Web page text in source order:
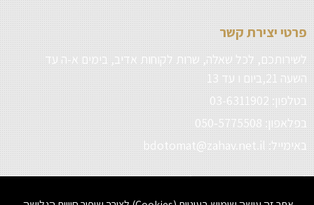
פרטי יצירת קשר
לשירותכם, לכל שאלה, שרות לקוחות אדיב, בימים א-ה עד
השעה 21,ביום ו עד 13
בטלפון: 03-6311902
בפלאפון: 050-5775508
באימייל: bdotomat@zahav.net.il